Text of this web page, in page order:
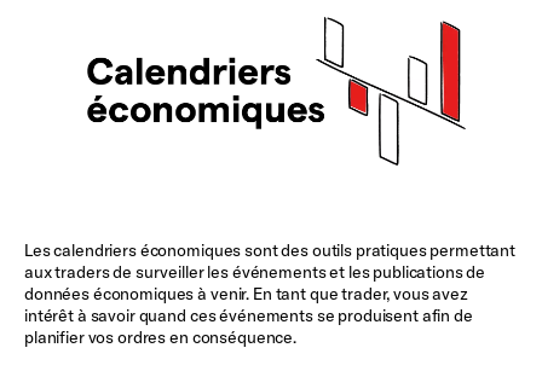
Les calendriers économiques sont des outils pratiques permettant
aux traders de surveiller les événements et les publications de
données économiques à venir. En tant que trader, vous avez
intérêt à savoir quand ces événements se produisent afin de
planifier vos ordres en conséquence.